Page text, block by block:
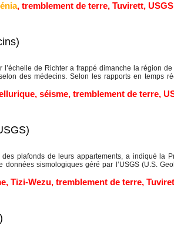
, tremblement de terre, Tuvirett, USGS
de Richter a frappé dimanche la région
des médecins. Selon les rapports en temps
, séisme, tremblement de terre,
des plafonds de leurs appartements, a indiqué la
sismologiques géré par l’USGS (U.S.
, Tizi-Wezu, tremblement de terre,